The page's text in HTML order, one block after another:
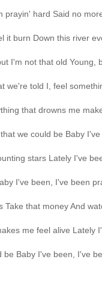
prayin' hard Said no
it burn Down this river
I'm not that old Young,
we're told I, feel
that drowns me
we could be Baby
stars Lately I've
I've been, I've been
Take that money And
me feel alive Lately
be Baby I've been, I've